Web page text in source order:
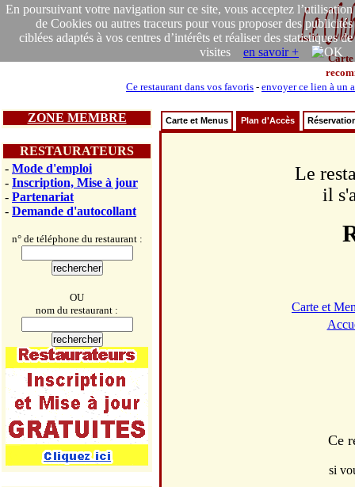
En poursuivant votre navigation sur ce site, vous acceptez l’utilisation
de Cookies ou autres traceurs pour vous proposer des publicités
ciblées adaptés à vos centres d’intérêts et réaliser des statistiques de
visites en savoir +
Carte
Ce restaurant dans vos favoris - envoyer ce lien à un
ZONE MEMBRE
RESTAURATEURS
- Mode d'emploi
- Inscription, Mise à jour
- Partenariat
- Demande d'autocollant
n° de téléphone du restaurant :
OU
nom du restaurant :
Carte et Menus Plan d'Accès
Le
il
Carte et
Ce
si